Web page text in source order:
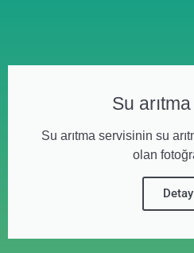
Su
Su arıtma servisinin su
olan
Detay